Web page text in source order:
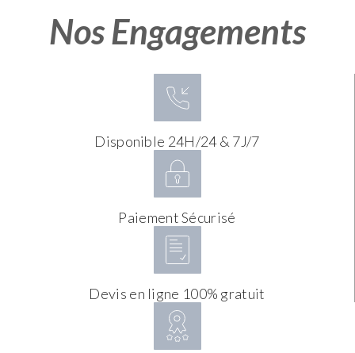
Nos Engagements
Disponible 24H/24 & 7J/7
Paiement Sécurisé
Devis en ligne 100% gratuit